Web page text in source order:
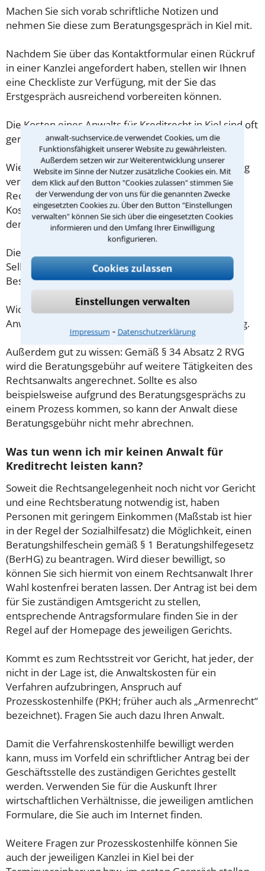
anwalt-suchservice.de verwendet Cookies, um die
Funktionsfähigkeit unserer Website zu gewährleisten.
Außerdem setzen wir zur Weiterentwicklung unserer
Website im Sinne der Nutzer zusätzliche Cookies ein. Mit
dem Klick auf den Button "Cookies zulassen" stimmen Sie
der Verwendung der von uns für die genannten Zwecke
eingesetzten Cookies zu. Über den Button "Einstellungen
verwalten" können Sie sich über die eingesetzten Cookies
informieren und den Umfang Ihrer Einwilligung
konfigurieren.
Cookies zulassen
Einstellungen verwalten
Impressum ⁃ Datenschutzerklärung
Machen Sie sich vorab schriftliche Notizen und
nehmen Sie diese zum Beratungsgespräch in Kiel mit.
Nachdem Sie über das Kontaktformular einen Rückruf
in einer Kanzlei angefordert haben, stellen wir Ihnen
eine Checkliste zur Verfügung, mit der Sie das
Erstgespräch ausreichend vorbereiten können.
Die Kosten eines Anwalts für Kreditrecht in Kiel sind oft
geringer als gedacht!
Wieviel ein Rechtsanwalt in Kiel für eine Erstberatung
verlangen darf, ist in §34 des
Rechtsanwaltsvergütungsgesetz (RVG) geregelt. Die
Kosten für das erste Beratungsgespräch betragen
demnach maximal 190,00 € zzgl. MwSt.
Diese Regelung gilt jedoch nur für Verbraucher. Für
Selbstständige oder Freiberufler gilt diese
Beschränkung nicht.
Wichtig daher: Klären Sie die Kostenfrage mit Ihrem
Anwalt aus Kiel schon zu Beginn der ersten Beratung.
Außerdem gut zu wissen: Gemäß § 34 Absatz 2 RVG
wird die Beratungsgebühr auf weitere Tätigkeiten des
Rechtsanwalts angerechnet. Sollte es also
beispielsweise aufgrund des Beratungsgesprächs zu
einem Prozess kommen, so kann der Anwalt diese
Beratungsgebühr nicht mehr abrechnen.
Was tun wenn ich mir keinen Anwalt für
Kreditrecht leisten kann?
Soweit die Rechtsangelegenheit noch nicht vor Gericht
und eine Rechtsberatung notwendig ist, haben
Personen mit geringem Einkommen (Maßstab ist hier
in der Regel der Sozialhilfesatz) die Möglichkeit, einen
Beratungshilfeschein gemäß § 1 Beratungshilfegesetz
(BerHG) zu beantragen. Wird dieser bewilligt, so
können Sie sich hiermit von einem Rechtsanwalt Ihrer
Wahl kostenfrei beraten lassen. Der Antrag ist bei dem
für Sie zuständigen Amtsgericht zu stellen,
entsprechende Antragsformulare finden Sie in der
Regel auf der Homepage des jeweiligen Gerichts.
Kommt es zum Rechtsstreit vor Gericht, hat jeder, der
nicht in der Lage ist, die Anwaltskosten für ein
Verfahren aufzubringen, Anspruch auf
Prozesskostenhilfe (PKH; früher auch als „Armenrecht“
bezeichnet). Fragen Sie auch dazu Ihren Anwalt.
Damit die Verfahrenskostenhilfe bewilligt werden
kann, muss im Vorfeld ein schriftlicher Antrag bei der
Geschäftsstelle des zuständigen Gerichtes gestellt
werden. Verwenden Sie für die Auskunft Ihrer
wirtschaftlichen Verhältnisse, die jeweiligen amtlichen
Formulare, die Sie auch im Internet finden.
Weitere Fragen zur Prozesskostenhilfe können Sie
auch der jeweiligen Kanzlei in Kiel bei der